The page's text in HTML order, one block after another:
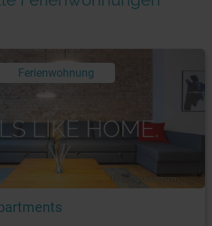
Ferienwohnung
Foto: © booking.com